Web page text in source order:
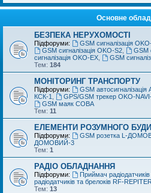
Основне
БЕЗПЕКА НЕРУХОМОСТІ
Підфоруми: GSM сигналізація
GSM сигналізація OKO-S2, GSM
сигналізація OKO-EX
GSM
Тем: 184
МОНІТОРИНГ ТРАНСПОРТУ
Підфоруми: GSM
КСК-1
GPS/GSM трекер OKO-
GSM маяк СОВА
Тем: 11
ЕЛЕМЕНТИ РОЗУМНОГО
Підфоруми: GSM розетка L-
ДОМОВИЙ-3
Тем: 1
РАДІО ОБЛАДНАННЯ
Підфоруми: Приймач
радіодатчиків та брелоків RF-REPITER
Тем: 13